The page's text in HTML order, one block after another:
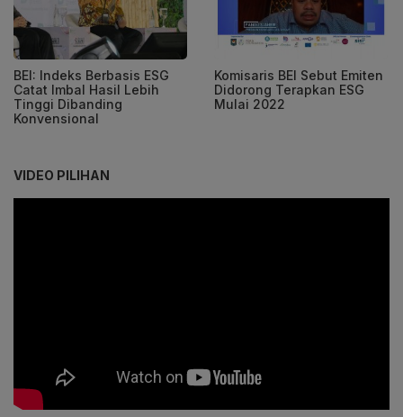
BEI: Indeks Berbasis ESG
Catat Imbal Hasil Lebih
Tinggi Dibanding
Konvensional
Komisaris BEI Sebut Emiten
Didorong Terapkan ESG
Mulai 2022
VIDEO PILIHAN